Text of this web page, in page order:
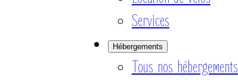
Services
Hébergements
Tous nos hébergements